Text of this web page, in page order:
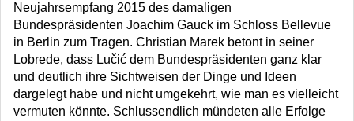
Neujahrsempfang 2015 des damaligen
Bundespräsidenten Joachim Gauck im Schloss Bellevue
in Berlin zum Tragen. Christian Marek betont in seiner
Lobrede, dass Lučić dem Bundespräsidenten ganz klar
und deutlich ihre Sichtweisen der Dinge und Ideen
dargelegt habe und nicht umgekehrt, wie man es vielleicht
vermuten könnte. Schlussendlich mündeten alle Erfolge